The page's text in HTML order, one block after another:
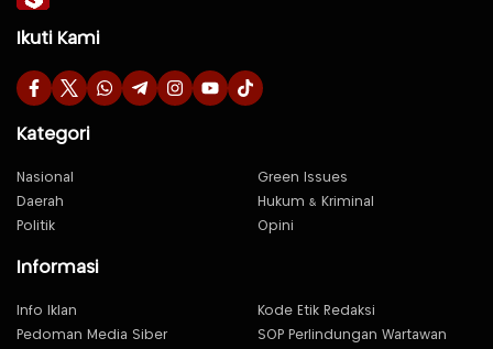
Ikuti Kami
Kategori
Nasional
Green Issues
Daerah
Hukum & Kriminal
Politik
Opini
Informasi
Info Iklan
Kode Etik Redaksi
Pedoman Media Siber
SOP Perlindungan Wartawan